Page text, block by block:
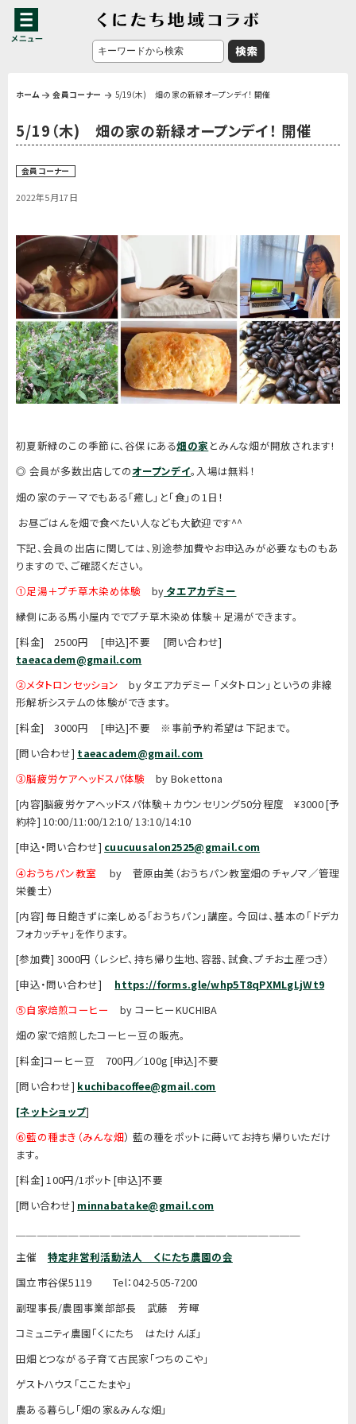
ホーム 会員コーナー 5/19（木) 畑の家の新緑オープンデイ！ 開催
5/19（木) 畑の家の新緑オープンデイ！ 開催
会員コーナー
2022年5月17日
初夏新緑のこの季節に、谷保にある畑の家 とみんな畑が開放されます!
◎ 会員が多数出店してのオープンデイ。入場は無料！
畑の家のテーマでもある「癒し」と「食」の1日！
お昼ごはんを畑で食べたい人なども大歓迎です^^
下記、会員の出店に関しては、別途参加費やお申込みが必要なものもあ
りますので、ご確認ください。
①足湯＋プチ草木染め体験 by タエアカデミー
縁側にある馬小屋内ででプチ草木染め体験＋足湯ができます。
[料金] 2500円 [申込]不要 [問い合わせ]
taeacadem@gmail.com
②メタトロンセッション by タエアカデミー 「メタトロン」というの非線
形解析システムの体験ができます。
[料金] 3000円 [申込]不要 ※事前予約希望は下記まで。
[問い合わせ] taeacadem@gmail.com
③脳疲労ケアヘッドスパ体験 by Bokettona
[内容]脳疲労ケアヘッドスパ体験＋カウンセリング50分程度 ¥3000 [予
約枠] 10:00/11:00/12:10/ 13:10/14:10
[申込・問い合わせ] cuucuusalon2525@gmail.com
④おうちパン教室 by 菅原由美（おうちパン教室畑のチャノマ／管理
栄養士）
[内容] 毎日飽きずに楽しめる「おうちパン」講座。 今回は、基本の「ドデカ
フォカッチャ」を作ります。
[参加費] 3000円 （レシピ、持ち帰り生地、容器、試食、プチお土産つき）
[申込・問い合わせ] https://forms.gle/whp5T8qPXMLgLjWt9
⑤自家焙煎コーヒー
by コーヒーKUCHIBA
畑の家で焙煎したコーヒー豆の販売。
[料金]コーヒー豆 700円／100g [申込]不要
[問い合わせ] kuchibacoffee@gmail.com
[ネットショップ]
⑥藍の種まき（みんな畑） 藍の種をポットに蒔いてお持ち帰りいただけ
ます。
[料金] 100円/1ポット [申込]不要
[問い合わせ] minnabatake@gmail.com
主催 特定非営利活動法人 くにたち農園の会
国立市谷保5119 Tel：042-505-7200
副理事長/農園事業部部長 武藤 芳暉
コミュニティ農園「くにたち はたけんぼ」
田畑とつながる子育て古民家「つちのこや」
ゲストハウス「ここたまや」
農ある暮らし「畑の家&みんな畑」